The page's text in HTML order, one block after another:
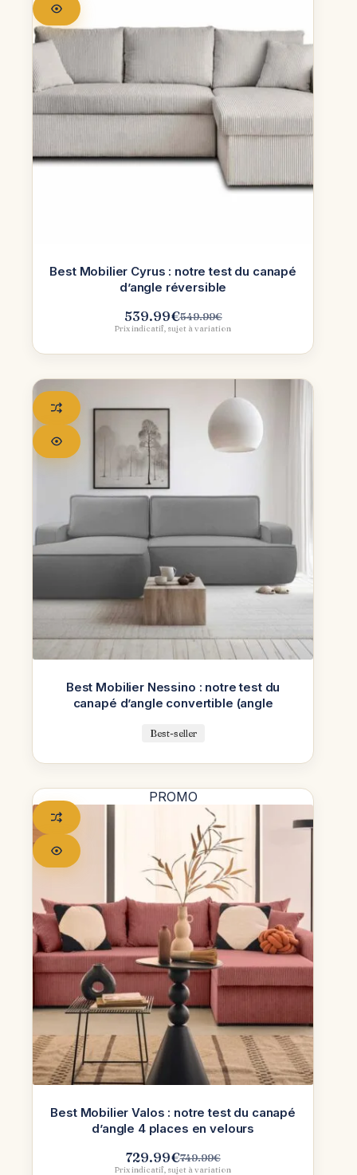
Best Mobilier Cyrus : notre test du canapé
d’angle réversible
549.99€
Le
initial
539.99€
Le
actuel
Prix indicatif, sujet à variation
Best Mobilier Nessino : notre test du
canapé d’angle convertible (angle
Best-seller
PROMO
Best Mobilier Valos : notre test du canapé
d’angle 4 places en velours
749.99€
Le
729.99€
Le
Prix indicatif, sujet à variation